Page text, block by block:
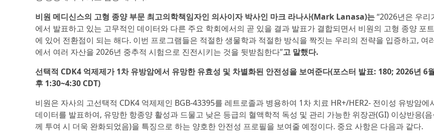
비원 메디신스의 고형 종양 부문 최고의학책임자인 의사이자 박사인 마크 라나사(Mark Lanasa)는“2026년은 우리
에서 발표하고 있는 고무적인 데이터와 다른 주요 학회에서의 곧 있을 결과 발표가 결합되면서 비원의 고형 종양 포
에 있어 전환점이 되는 해다. 이번 프로그램들은 적절한 생물학과 적절한 방식을 짝짓는 우리의 전략을 입증하고, 여
에서 여러 자산을 2026년 중추적 시험으로 진전시키는 것을 뒷받침한다”고 말했다.
선택적 CDK4 억제제가 1차 유방암에서 유망한 유효성 및 차별화된 안전성을 보여준다(포스터 발표: 180; 2026년 6
후 1:30~4:30 CDT)
비원은 자사의 고선택적 CDK4 억제제인 BGB-43395를 레트로졸과 병용하여 1차 치료 HR+/HER2- 전이성 유방암에
데이터를 발표하여, 유망한 항종양 활성과 드물고 낮은 등급의 혈액학적 독성 및 관리 가능한 위장관(GI) 이상반응(
께 투여 시 더욱 완화되었음)을 특징으로 하는 양호한 안전성 프로필을 보여줄 예정이다. 중요 사항은 다음과 같다.